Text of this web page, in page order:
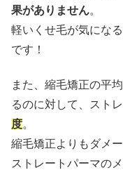
果がありません。
軽いくせ毛が気にな
です！
また、縮毛矯正の平
るのに対して、スト
度。
縮毛矯正よりもダメ
ストレートパーマの